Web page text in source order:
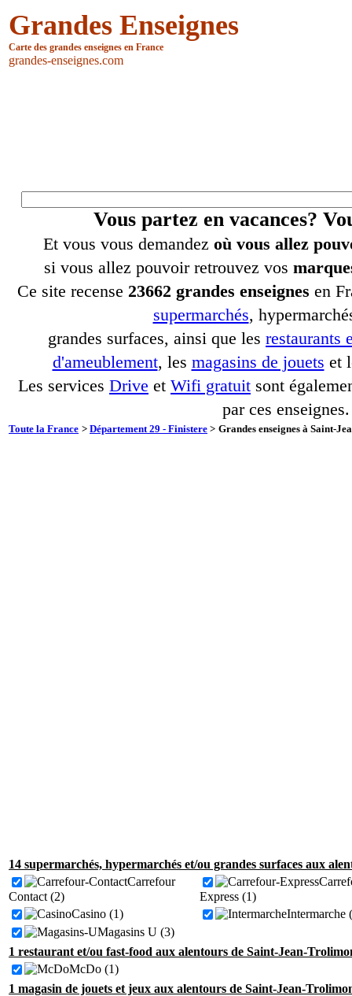
Grandes Enseignes
Carte des grandes enseignes en France
grandes-enseignes.com
Vous partez en vacances?
Et vous vous demandez où vous allez
si vous allez pouvoir retrouvez vos
Ce site recense 23662 grandes enseignes en
supermarchés,
grandes surfaces, ainsi que les restaurants
d'ameublement, les magasins de jouets et
Les services Drive et Wifi gratuit sont
par ces enseignes.
Toute la France > Département 29 - Finistere > Grandes enseignes à Saint-
14 supermarchés, hypermarchés et/ou grandes surfaces aux
Carrefour
Contact (2)
Express (1)
Casino (1)
Intermarche
Magasins U (3)
1 restaurant et/ou fast-food aux alentours de Saint-Jean-
McDo (1)
1 magasin de jouets et jeux aux alentours de Saint-Jean-